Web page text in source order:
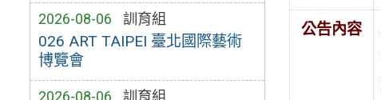
2026-08-06 訓育組
026 ART TAIPEI 臺北國際藝術
博覽會
2026-08-06 訓育組
公告內容